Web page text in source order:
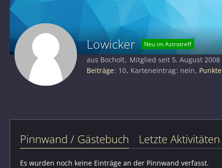
Lowicker Neu im Astrotreff
aus Bocholt Mitglied seit 5. August 2008
Beiträge 10 Karteneintrag nein Punkte
Pinnwand / Gästebuch Letzte Aktivitäten
Es wurden noch keine Einträge an der Pinnwand verfasst.